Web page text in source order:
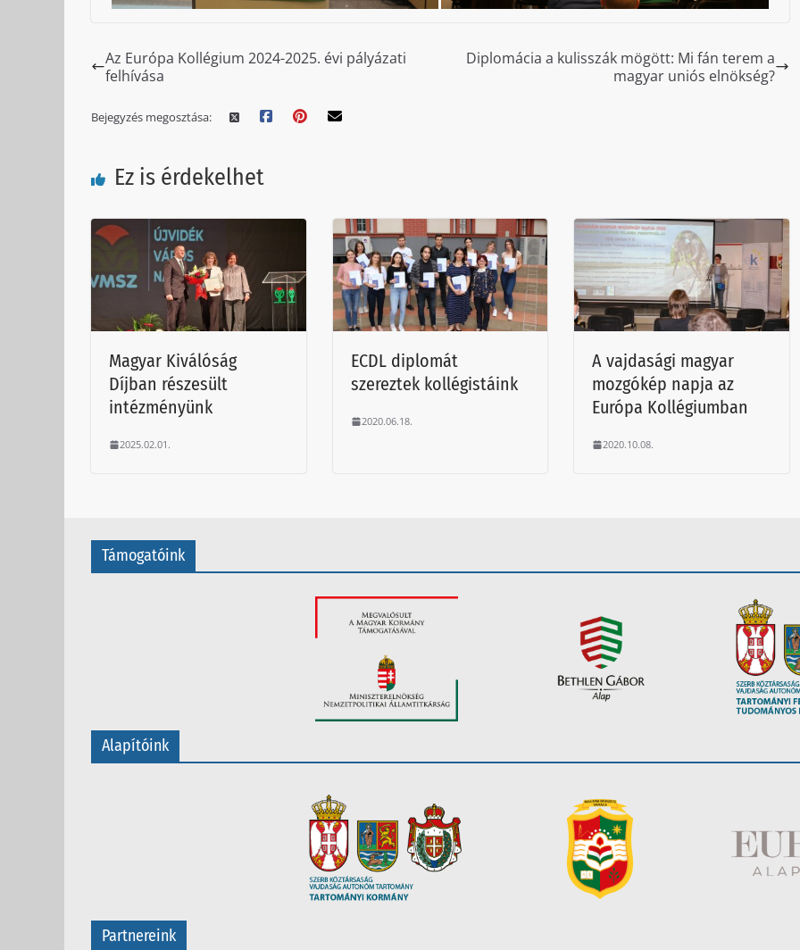
Az Európa Kollégium 2024-2025. évi pályázati
felhívása
Diplomácia a kulisszák mögött: Mi fán terem a
magyar uniós elnökség?
Bejegyzés megosztása:
Ez is érdekelhet
Magyar Kiválóság
Díjban részesült
intézményünk
2025.02.01.
ECDL diplomát
szereztek kollégistáink
2020.06.18.
A vajdasági magyar
mozgókép napja az
Európa Kollégiumban
2020.10.08.
Támogatóink
Alapítóink
Partnereink